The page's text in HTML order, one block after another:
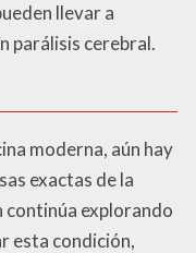
llevar a
parálisis cerebral.
moderna, aún hay
exactas de la
continúa explorando
esta condición,